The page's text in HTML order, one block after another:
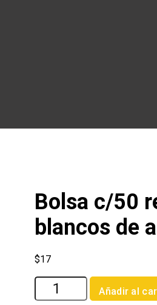
Bolsa c/50
blancos de
$17
Bolsa
c/50
Añadir al